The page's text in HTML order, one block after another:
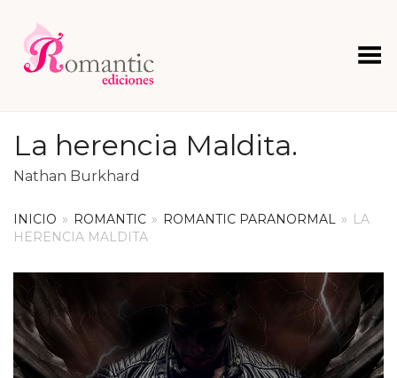
Menú
La herencia Maldita.
Nathan Burkhard
INICIO » ROMANTIC » ROMANTIC PARANORMAL » LA
HERENCIA MALDITA
+